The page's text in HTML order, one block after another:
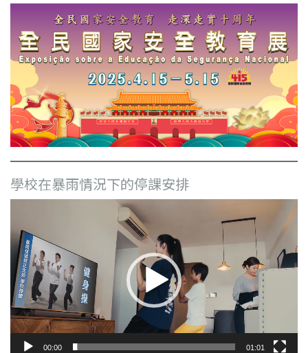
學校在暴雨情況下的停課安排
播
放
器
00:00 01:01